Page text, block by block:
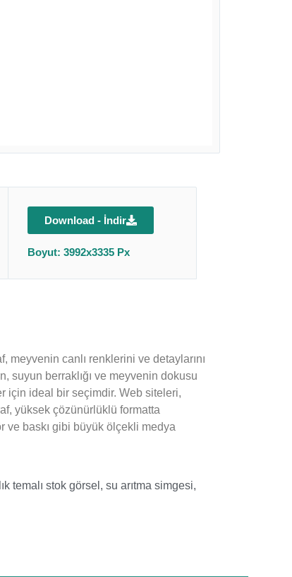
Download - İndir
Boyut: 3992x3335 Px
canlı renklerini ve detaylarını
suyun berraklığı ve meyvenin dokusu
için ideal bir seçimdir. Web siteleri,
yüksek çözünürlüklü formatta
ve baskı gibi büyük ölçekli medya
temalı stok görsel , su arıtma simgesi,